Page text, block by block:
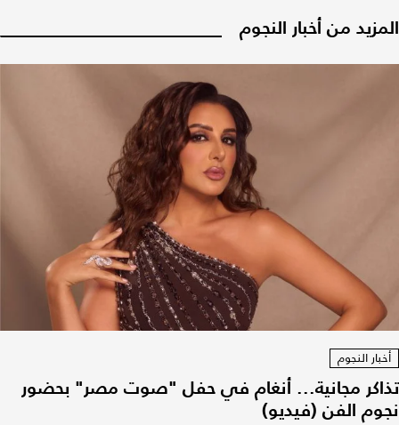
المزيد من أخبار النجوم
أخبار النجوم
تذاكر مجانية... أنغام في حفل "صوت مصر" بحضور
نجوم الفن (فيديو)